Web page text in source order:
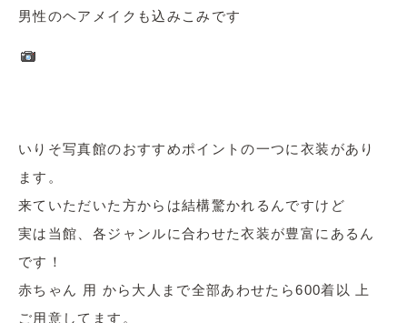
男性のヘアメイクも込みこみです
いりそ写真館のおすすめポイントの一つに衣装があり
ます。
来ていただいた方からは結構驚かれるんですけど
実は当館、各ジャンルに合わせた衣装が豊富にあるん
です！
赤ちゃん 用 から大人まで全部あわせたら600着以 上
ご用意してます。